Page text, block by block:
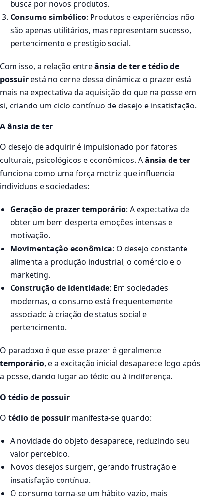
busca por novos produtos.
Consumo simbólico: Produtos e experiências não
são apenas utilitários, mas representam sucesso,
pertencimento e prestígio social.
Com isso, a relação entreânsia de ter e tédio de
possuirestá no cerne dessa dinâmica: o prazer está
mais na expectativa da aquisição do que na posse em
si, criando um ciclo contínuo de desejo e insatisfação.
A ânsia de ter
O desejo de adquirir é impulsionado por fatores
culturais, psicológicos e econômicos. Aânsia de ter
funciona como uma força motriz que influencia
indivíduos e sociedades:
Geração de prazer temporário: A expectativa de
obter um bem desperta emoções intensas e
motivação.
Movimentação econômica: O desejo constante
alimenta a produção industrial, o comércio e o
marketing.
Construção de identidade: Em sociedades
modernas, o consumo está frequentemente
associado à criação de status social e
pertencimento.
O paradoxo é que esse prazer é geralmente
temporário, e a excitação inicial desaparece logo após
a posse, dando lugar ao tédio ou à indiferença.
O tédio de possuir
O tédio de possuir manifesta-se quando:
A novidade do objeto desaparece, reduzindo seu
valor percebido.
Novos desejos surgem, gerando frustração e
insatisfação contínua.
O consumo torna-se um hábito vazio, mais